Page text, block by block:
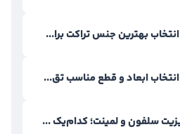
بهترین جنس تراکت برا...
ابعاد و قطع مناسب تق...
سلفون و لمینت؛ کدام‌یک ...